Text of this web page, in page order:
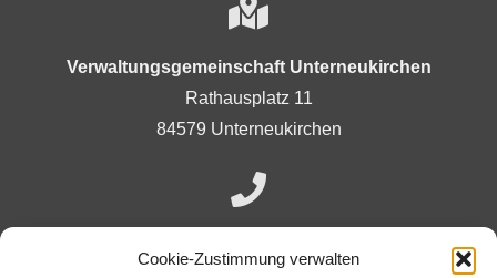
Cookie-Zustimmung verwalten
Verwaltungsgemeinschaft Unterneukirchen
Rathausplatz 11
84579 Unterneukirchen